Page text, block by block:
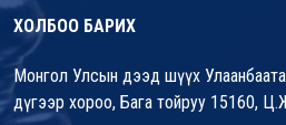
ХОЛБОО БАРИХ
Монгол Улсын дээд шүүх
дүгээр хороо, Бага тойруу 15160,